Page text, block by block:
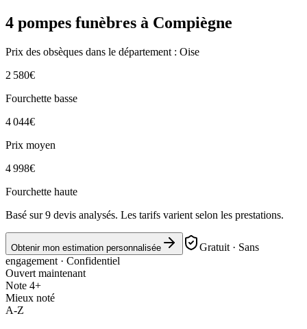
4 pompes funèbres à Compiègne
Prix des obsèques dans le département : Oise
2 580€
Fourchette basse
4 044€
Prix moyen
4 998€
Fourchette haute
Basé sur9 devis analysés. Les tarifs varient selon les prestations.
Obtenir mon estimation personnalisée
Gratuit · Sans
engagement · Confidentiel
Ouvert maintenant
Note 4+
Mieux noté
A-Z